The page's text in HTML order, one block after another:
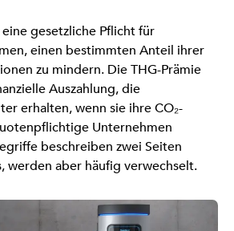
gesetzliche Pflicht für
einen bestimmten Anteil ihrer
zu mindern. Die THG-Prämie
Auszahlung, die
erhalten, wenn sie ihre CO₂-
Unternehmen
beschreiben zwei Seiten
werden aber häufig verwechselt.